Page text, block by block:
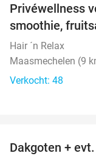
Privéwellness
smoothie,
Hair ´n Relax
Maasmechelen (9
Verkocht: 48
Dakgoten +